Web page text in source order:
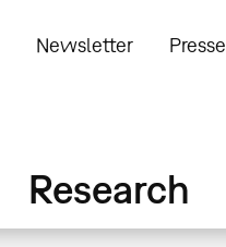
Newsletter Presse
Research